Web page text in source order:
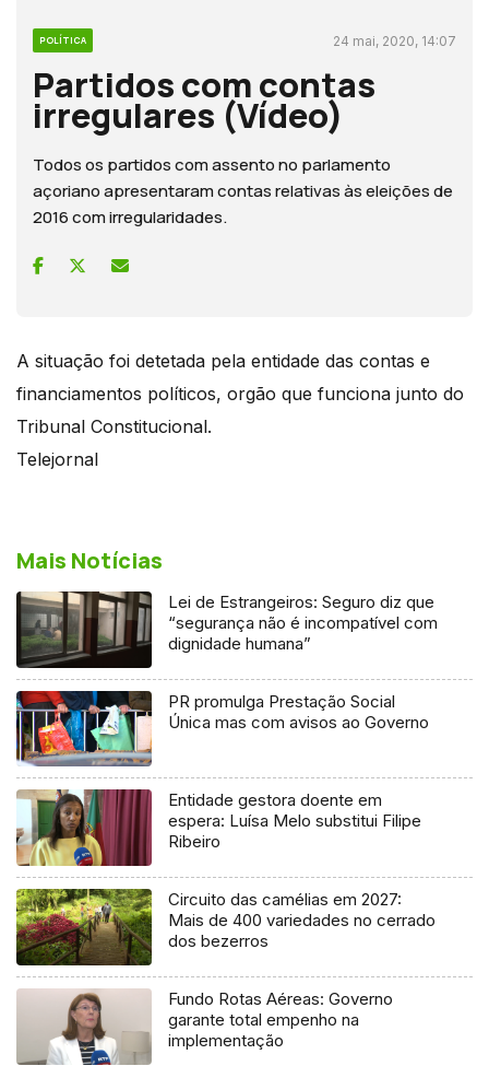
POLÍTICA 24 mai, 2020, 14:07
Partidos com contas
irregulares (Vídeo)
Todos os partidos com assento no parlamento
açoriano apresentaram contas relativas às eleições de
2016 com irregularidades.
A situação foi detetada pela entidade das contas e
financiamentos políticos, orgão que funciona junto do
Tribunal Constitucional.
Telejornal
Mais Notícias
Lei de Estrangeiros: Seguro diz que
“segurança não é incompatível com
dignidade humana”
PR promulga Prestação Social
Única mas com avisos ao Governo
Entidade gestora doente em
espera: Luísa Melo substitui Filipe
Ribeiro
Circuito das camélias em 2027:
Mais de 400 variedades no cerrado
dos bezerros
Fundo Rotas Aéreas: Governo
garante total empenho na
implementação